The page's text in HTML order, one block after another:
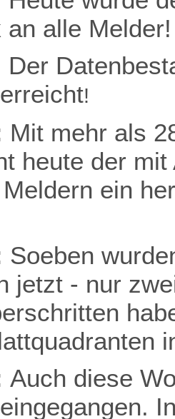
alle Melder!
Der
!
Mit mehr als
heute der
ein
Soeben
jetzt - nur
Auch diese